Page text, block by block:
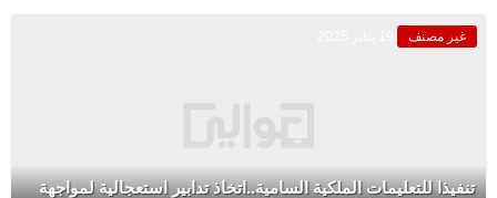
غير مصنف
تنفيذا للتعليمات الملكية السامية..اتخاذ تدابير استعجالية لمواجهة